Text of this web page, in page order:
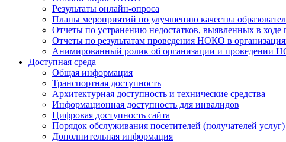
Результаты онлайн-опроса
Планы мероприятий по улучшению качества
Отчеты по устранению недостатков, выявленных в
Отчеты по результатам проведения НОКО в
Анимированный ролик об организации и проведении
Доступная среда
Общая информация
Транспортная доступность
Архитектурная доступность и технические средства
Информационная доступность для инвалидов
Цифровая доступность сайта
Порядок обслуживания посетителей (получателей
Дополнительная информация